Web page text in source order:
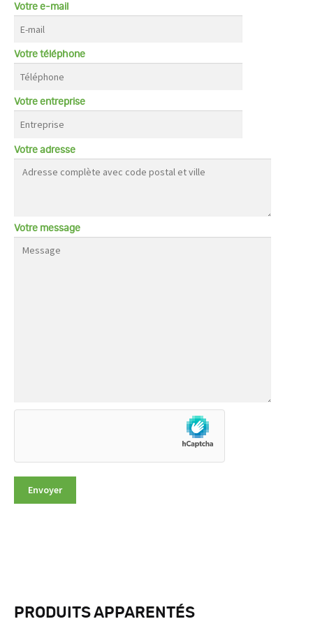
Votre e-mail
Votre téléphone
Votre entreprise
Votre adresse
Votre message
PRODUITS APPARENTÉS